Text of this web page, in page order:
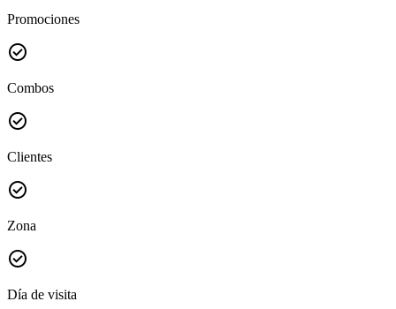
Promociones
check_circle
Combos
check_circle
Clientes
check_circle
Zona
check_circle
Día de visita